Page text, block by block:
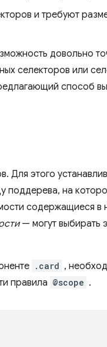
и требуют
довольно
селекторов или
способ
Для этого
поддерева, на
содержащиеся в
— могут выбирать
.card ,
правила @scope .